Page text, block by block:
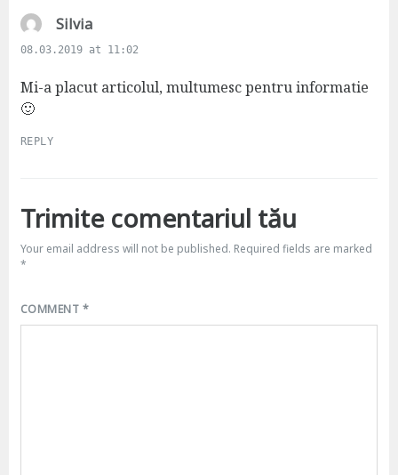
Silvias
a
s
08.03.2019 at 11:02
Mi-a placut articolul, multumesc pentru informatie
🙂
REPLY
Trimite comentariul tău
Your email address will not be published. Required fields are marked
*
COMMENT *